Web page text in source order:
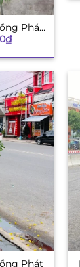
Phát
₫
Phát